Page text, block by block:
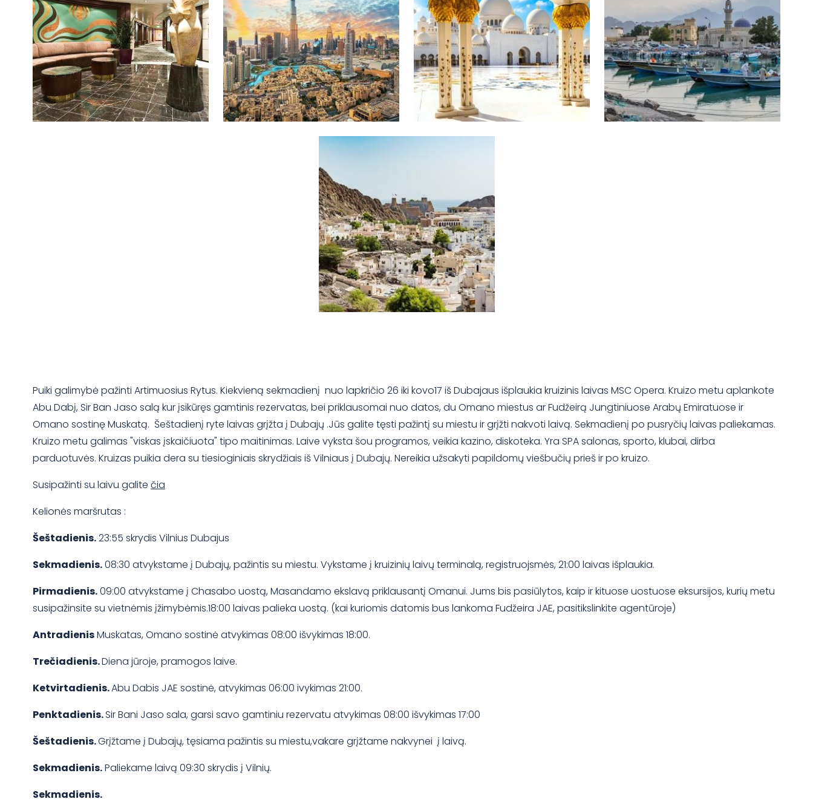
Puiki galimybė pažinti Artimuosius Rytus. Kiekvieną sekmadienį nuo lapkričio 26 iki kovo17 iš Dubajaus išplaukia kruizinis laivas MSC Opera. Kruizo metu aplankote
Abu Dabį, Sir Ban Jaso salą kur įsikūręs gamtinis rezervatas, bei priklausomai nuo datos, du Omano miestus ar Fudžeirą Jungtiniuose Arabų Emiratuose ir
Omano sostinę Muskatą. Šeštadienį ryte laivas grįžta į Dubajų .Jūs galite tęsti pažintį su miestu ir grįžti nakvoti laivą. Sekmadienį po pusryčių laivas paliekamas.
Kruizo metu galimas "viskas įskaičiuota" tipo maitinimas. Laive vyksta šou programos, veikia kazino, diskoteka. Yra SPA salonas, sporto, klubai, dirba
parduotuvės. Kruizas puikia dera su tiesioginiais skrydžiais iš Vilniaus į Dubajų. Nereikia užsakyti papildomų viešbučių prieš ir po kruizo.
Susipažinti su laivu galite čia
Kelionės maršrutas :
Šeštadienis.23:55 skrydis Vilnius Dubajus
Sekmadienis.08:30 atvykstame į Dubajų, pažintis su miestu. Vykstame į kruizinių laivų terminalą, registruojsmės, 21:00 laivas išplaukia.
Pirmadienis.09:00 atvykstame į Chasabo uostą, Masandamo ekslavą priklausantį Omanui. Jums bis pasiūlytos, kaip ir kituose uostuose eksursijos, kurių metu
susipažinsite su vietnėmis įžimybėmis.18:00 laivas palieka uostą. (kai kuriomis datomis bus lankoma Fudžeira JAE, pasitikslinkite agentūroje)
AntradienisMuskatas, Omano sostinė atvykimas 08:00 išvykimas 18:00.
Trečiadienis.Diena jūroje, pramogos laive.
Ketvirtadienis.Abu Dabis JAE sostinė, atvykimas 06:00 ivykimas 21:00.
Penktadienis.Sir Bani Jaso sala, garsi savo gamtiniu rezervatu atvykimas 08:00 išvykimas 17:00
Šeštadienis.Grįžtame į Dubajų, tęsiama pažintis su miestu,vakare grįžtame nakvynei į laivą.
Sekmadienis.Paliekame laivą 09:30 skrydis į Vilnių.
Sekmadienis.